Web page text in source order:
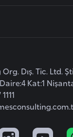
Dış. Tic. Ltd.
Kat:1